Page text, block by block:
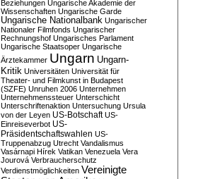
Beziehungen Ungarische Akademie der
Wissenschaften Ungarische Garde
Ungarische Nationalbank Ungarischer
Nationaler Filmfonds Ungarischer
Rechnungshof Ungarisches Parlament
Ungarische Staatsoper Ungarische
Ärztekammer Ungarn Ungarn-
Kritik Universitäten Universität für
Theater- und Filmkunst in Budapest
(SZFE) Unruhen 2006 Unternehmen
Unternehmenssteuer Unterschicht
Unterschriftenaktion Untersuchung Ursula
von der Leyen US-Botschaft US-
Einreiseverbot US-
Präsidentschaftswahlen US-
Truppenabzug Utrecht Vandalismus
Vasárnapi Hírek Vatikan Venezuela Vera
Jourová Verbraucherschutz
Verdienstmöglichkeiten Vereinigte